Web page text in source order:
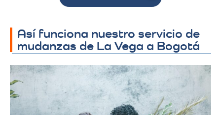
Así funciona nuestro servicio de
mudanzas de La Vega a Bogotá